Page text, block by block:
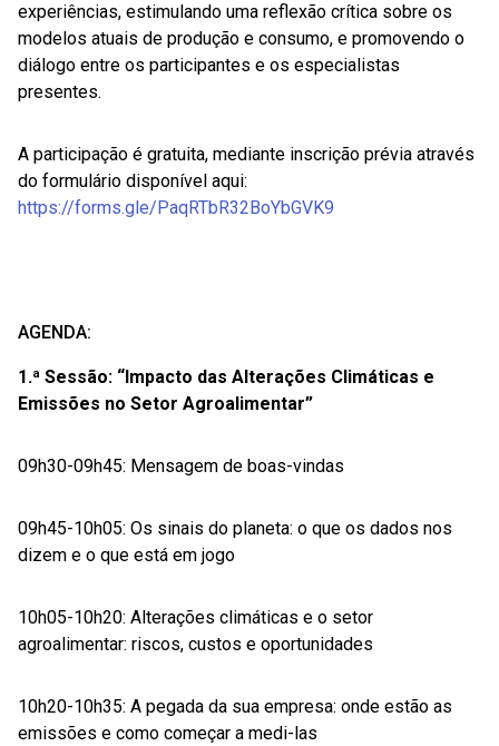
experiências, estimulando uma reflexão crítica sobre os
modelos atuais de produção e consumo, e promovendo o
diálogo entre os participantes e os especialistas
presentes.
A participação é gratuita, mediante inscrição prévia através
do formulário disponível aqui:
https://forms.gle/PaqRTbR32BoYbGVK9
AGENDA:
1.ª Sessão: “Impacto das Alterações Climáticas e
Emissões no Setor Agroalimentar”
09h30-09h45: Mensagem de boas-vindas
09h45-10h05: Os sinais do planeta: o que os dados nos
dizem e o que está em jogo
10h05-10h20: Alterações climáticas e o setor
agroalimentar: riscos, custos e oportunidades
10h20-10h35: A pegada da sua empresa: onde estão as
emissões e como começar a medi-las